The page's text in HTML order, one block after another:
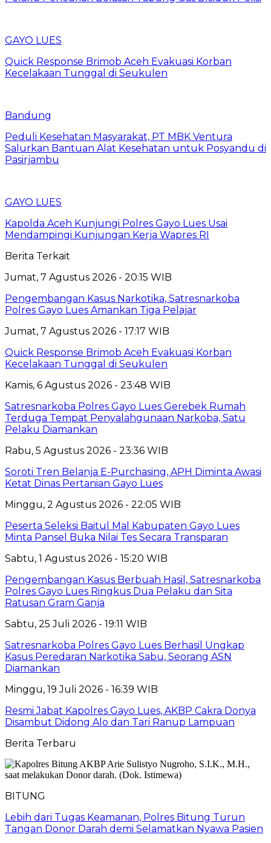
GAYO LUES
Quick Response Brimob Aceh Evakuasi Korban
Kecelakaan Tunggal di Seukulen
Bandung
Peduli Kesehatan Masyarakat, PT MBK Ventura
Salurkan Bantuan Alat Kesehatan untuk Posyandu di
Pasirjambu
GAYO LUES
Kapolda Aceh Kunjungi Polres Gayo Lues Usai
Mendampingi Kunjungan Kerja Wapres RI
Berita Terkait
Jumat, 7 Agustus 2026 - 20:15 WIB
Pengembangan Kasus Narkotika, Satresnarkoba
Polres Gayo Lues Amankan Tiga Pelajar
Jumat, 7 Agustus 2026 - 17:17 WIB
Quick Response Brimob Aceh Evakuasi Korban
Kecelakaan Tunggal di Seukulen
Kamis, 6 Agustus 2026 - 23:48 WIB
Satresnarkoba Polres Gayo Lues Gerebek Rumah
Terduga Tempat Penyalahgunaan Narkoba, Satu
Pelaku Diamankan
Rabu, 5 Agustus 2026 - 23:36 WIB
Soroti Tren Belanja E-Purchasing, APH Diminta Awasi
Ketat Dinas Pertanian Gayo Lues
Minggu, 2 Agustus 2026 - 22:05 WIB
Peserta Seleksi Baitul Mal Kabupaten Gayo Lues
Minta Pansel Buka Nilai Tes Secara Transparan
Sabtu, 1 Agustus 2026 - 15:20 WIB
Pengembangan Kasus Berbuah Hasil, Satresnarkoba
Polres Gayo Lues Ringkus Dua Pelaku dan Sita
Ratusan Gram Ganja
Sabtu, 25 Juli 2026 - 19:11 WIB
Satresnarkoba Polres Gayo Lues Berhasil Ungkap
Kasus Peredaran Narkotika Sabu, Seorang ASN
Diamankan
Minggu, 19 Juli 2026 - 16:39 WIB
Resmi Jabat Kapolres Gayo Lues, AKBP Cakra Donya
Disambut Didong Alo dan Tari Ranup Lampuan
Berita Terbaru
BITUNG
Lebih dari Tugas Keamanan, Polres Bitung Turun
Tangan Donor Darah demi Selamatkan Nyawa Pasien